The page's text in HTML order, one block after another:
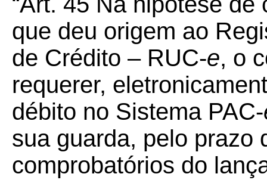
que deu origem ao
de Crédito – RUC-e, o
requerer,
débito no Sistema PAC-
sua guarda, pelo prazo
comprobatórios do